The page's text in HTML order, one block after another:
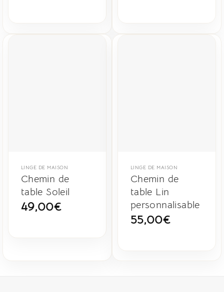
LINGE DE MAISON
Chemin de
table Soleil
49,00€
LINGE DE MAISON
Chemin de
table Lin
personnalisable
55,00€